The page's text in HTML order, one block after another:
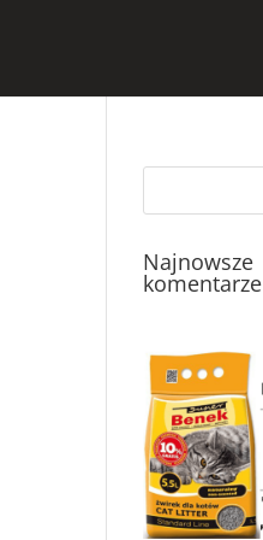
Najnowsze
komentarze